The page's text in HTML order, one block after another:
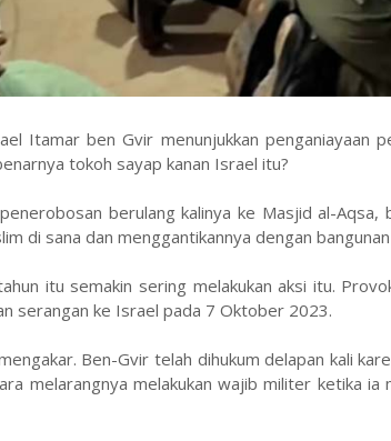
Itamar ben Gvir menunjukkan penganiayaan
tokoh sayap kanan Israel itu?
berulang kalinya ke Masjid al-Aqsa,
di sana dan menggantikannya dengan bangunan
itu semakin sering melakukan aksi itu.
serangan ke Israel pada 7 Oktober 2023.
Ben-Gvir telah dihukum delapan kali
melarangnya melakukan wajib militer ketika ia